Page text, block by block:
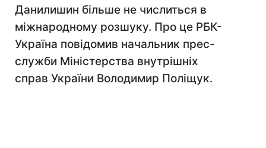
Данилишин більше не числиться в
міжнародному розшуку. Про це РБК-
Україна повідомив начальник прес-
служби Міністерства внутрішніх
справ України Володимир Поліщук.